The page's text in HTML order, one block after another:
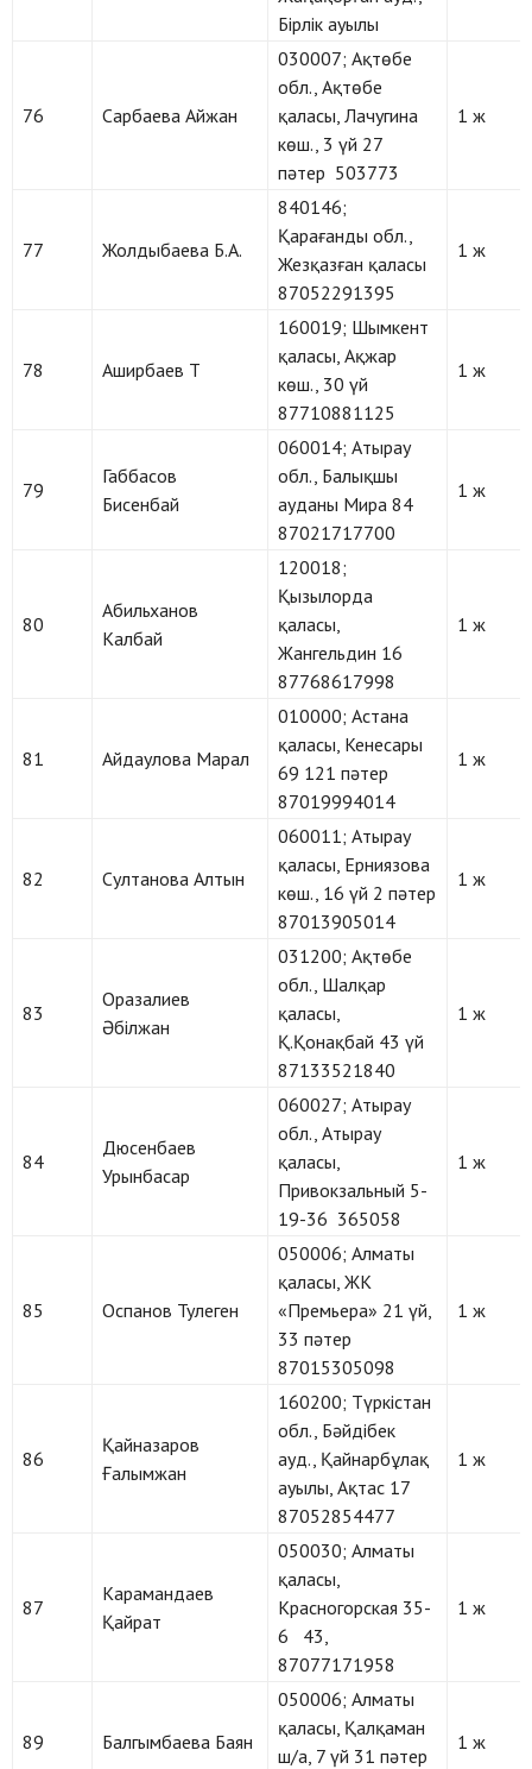
Бірлік ауылы
76 Сарбаева Айжан
030007; Ақтөбе
обл., Ақтөбе
қаласы, Лачугина
көш., 3 үй 27
пәтер 503773
1 ж
77 Жолдыбаева Б.А.
840146;
Қарағанды обл.,
Жезқазған қаласы
87052291395
1 ж
78 Аширбаев Т
160019; Шымкент
қаласы, Ақжар
көш., 30 үй
87710881125
1 ж
79
Габбасов
Бисенбай
060014; Атырау
обл., Балықшы
ауданы Мира 84
87021717700
1 ж
80
Абильханов
Калбай
120018;
Қызылорда
қаласы,
Жангельдин 16
87768617998
1 ж
81 Айдаулова Марал
010000; Астана
қаласы, Кенесары
69 121 пәтер
87019994014
1 ж
82 Султанова Алтын
060011; Атырау
қаласы, Ерниязова
көш., 16 үй 2 пәтер
87013905014
1 ж
83
Оразалиев
Әбілжан
031200; Ақтөбе
обл., Шалқар
қаласы,
Қ.Қонақбай 43 үй
87133521840
1 ж
84
Дюсенбаев
Урынбасар
060027; Атырау
обл., Атырау
қаласы,
Привокзальный 5-
19-36 365058
1 ж
85 Оспанов Тулеген
050006; Алматы
қаласы, ЖК
«Премьера» 21 үй,
33 пәтер
87015305098
1 ж
86
Қайназаров
Ғалымжан
160200; Түркістан
обл., Бәйдібек
ауд., Қайнарбұлақ
ауылы, Ақтас 17
87052854477
1 ж
87
Карамандаев
Қайрат
050030; Алматы
қаласы,
Красногорская 35-
6 43,
87077171958
1 ж
89 Балгымбаева Баян
050006; Алматы
қаласы, Қалқаман
ш/а, 7 үй 31 пәтер
1 ж